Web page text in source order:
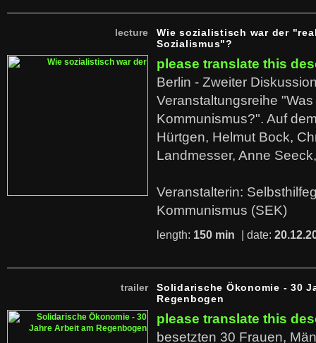
lecture
Wie sozialistisch war der
Sozialismus"?
please translate this
Berlin - Zweiter
Veranstaltungsreihe "Was
Kommunismus?". Auf
Hürtgen, Helmut Bock,
Landmesser, Anne
Veranstalterin:
Kommunismus (SEK)
length: 150 min | date:
trailer
Solidarische Ökonomie - 30
Regenbogen
please translate this
besetzten 30 Frauen,